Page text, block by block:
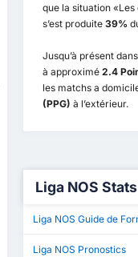
que la situation
s’est produite 39%
Jusqu’à présent
à approximé 2.4
les matchs a
(PPG) à l’extérieur.
Liga NOS Stats
Liga NOS Guide de
Liga NOS Pronostics